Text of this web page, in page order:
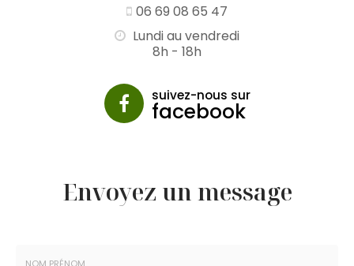
06 69 08 65 47
Lundi au vendredi
8h - 18h
suivez-nous sur
facebook
Envoyez un message